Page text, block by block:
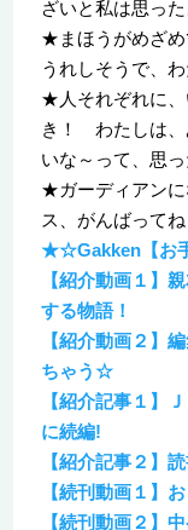
ざいと私は思っ
★まほうがめざめ
うれしそうで、
★人それぞれに、
き！ わたしは、
いな～って、思っ
★ガーディアンに
ス、がんばってね
★☆Gakken【お
【紹介動画１】
する物語！
【紹介動画２】
ちゃう☆
【紹介記事１】
に続編!
【紹介記事２】
【続刊動画１】
【続刊動画２】